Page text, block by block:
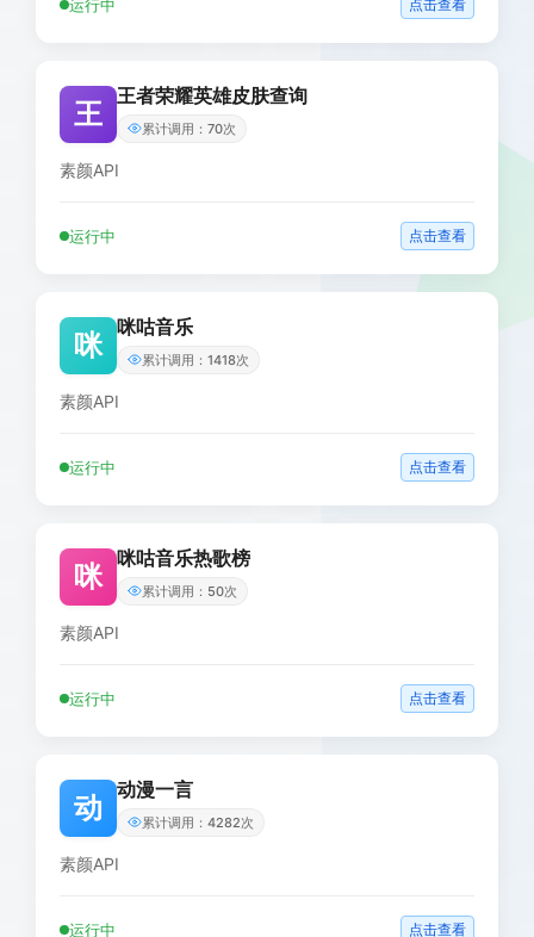
运行中 点击查看
王
王者荣耀英雄皮肤查询
累计调用：70次
素颜API
运行中 点击查看
咪
咪咕音乐
累计调用：1418次
素颜API
运行中 点击查看
咪
咪咕音乐热歌榜
累计调用：50次
素颜API
运行中 点击查看
动
动漫一言
累计调用：4282次
素颜API
运行中 点击查看